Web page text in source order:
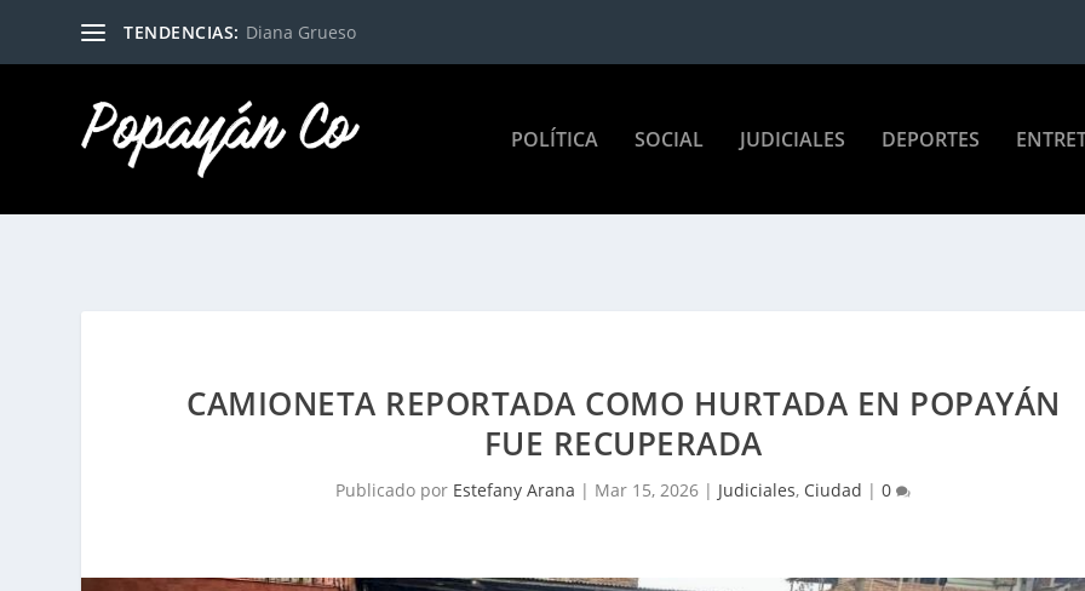
TENDENCIAS: Diana Grueso
POLÍTICA SOCIAL JUDICIALES DEPORTES
CAMIONETA REPORTADA COMO HURTADA EN POPAYÁN
FUE RECUPERADA
Publicado por Estefany Arana | Mar 15, 2026 | Judiciales, Ciudad |0